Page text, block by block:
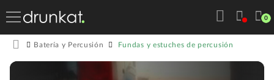
0
Batería y Percusión Fundas y estuches de percusión